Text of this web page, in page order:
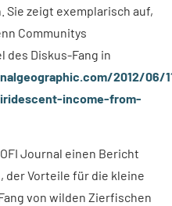
Sie zeigt exemplarisch auf,
Communitys
des Diskus-Fang in
2012/06/
income-from-
Journal einen Bericht
der Vorteile für die kleine
von wilden Zierfischen